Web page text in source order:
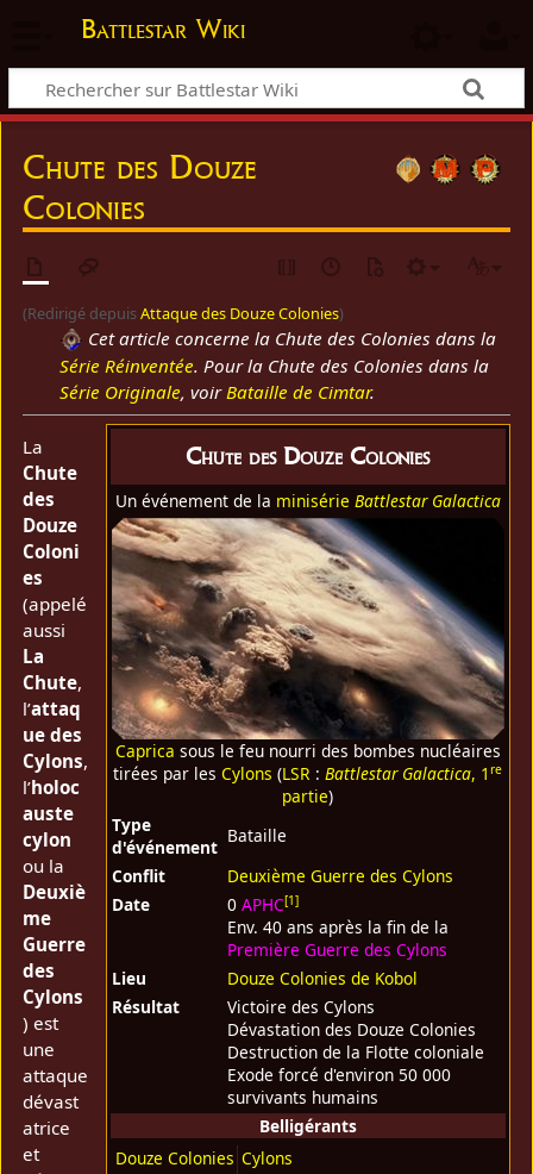
Battlestar Wiki
Chute des Douze
Colonies
(Redirigé depuisAttaque des Douze Colonies)
Cet article concerne la Chute des Colonies dans la
Série Réinventée. Pour la Chute des Colonies dans la
Série Originale, voirBataille de Cimtar.
Chute des Douze Colonies
Un événement de la minisérie Battlestar Galactica
Caprica sous le feu nourri des bombes nucléaires
tirées par lesCylons (LSR :Battlestar Galactica, 1re
partie)
Type
d'événement
Bataille
Conflit
Deuxième Guerre des Cylons
Date
0 APHC[1]
Env. 40 ans après la fin de la
Première Guerre des Cylons
Lieu
Douze Colonies de Kobol
Résultat
Victoire des Cylons
Dévastation des Douze Colonies
Destruction de la Flotte coloniale
Exode forcé d'environ 50 000
survivants humains
Belligérants
Douze Colonies Cylons
La
Chute
des
Douze
Coloni
es
(appelé
aussi
La
Chute,
l’attaq
ue des
Cylons,
l’holoc
auste
cylon
ou la
Deuxiè
me
Guerre
des
Cylons
) est
une
attaque
dévast
atrice
et